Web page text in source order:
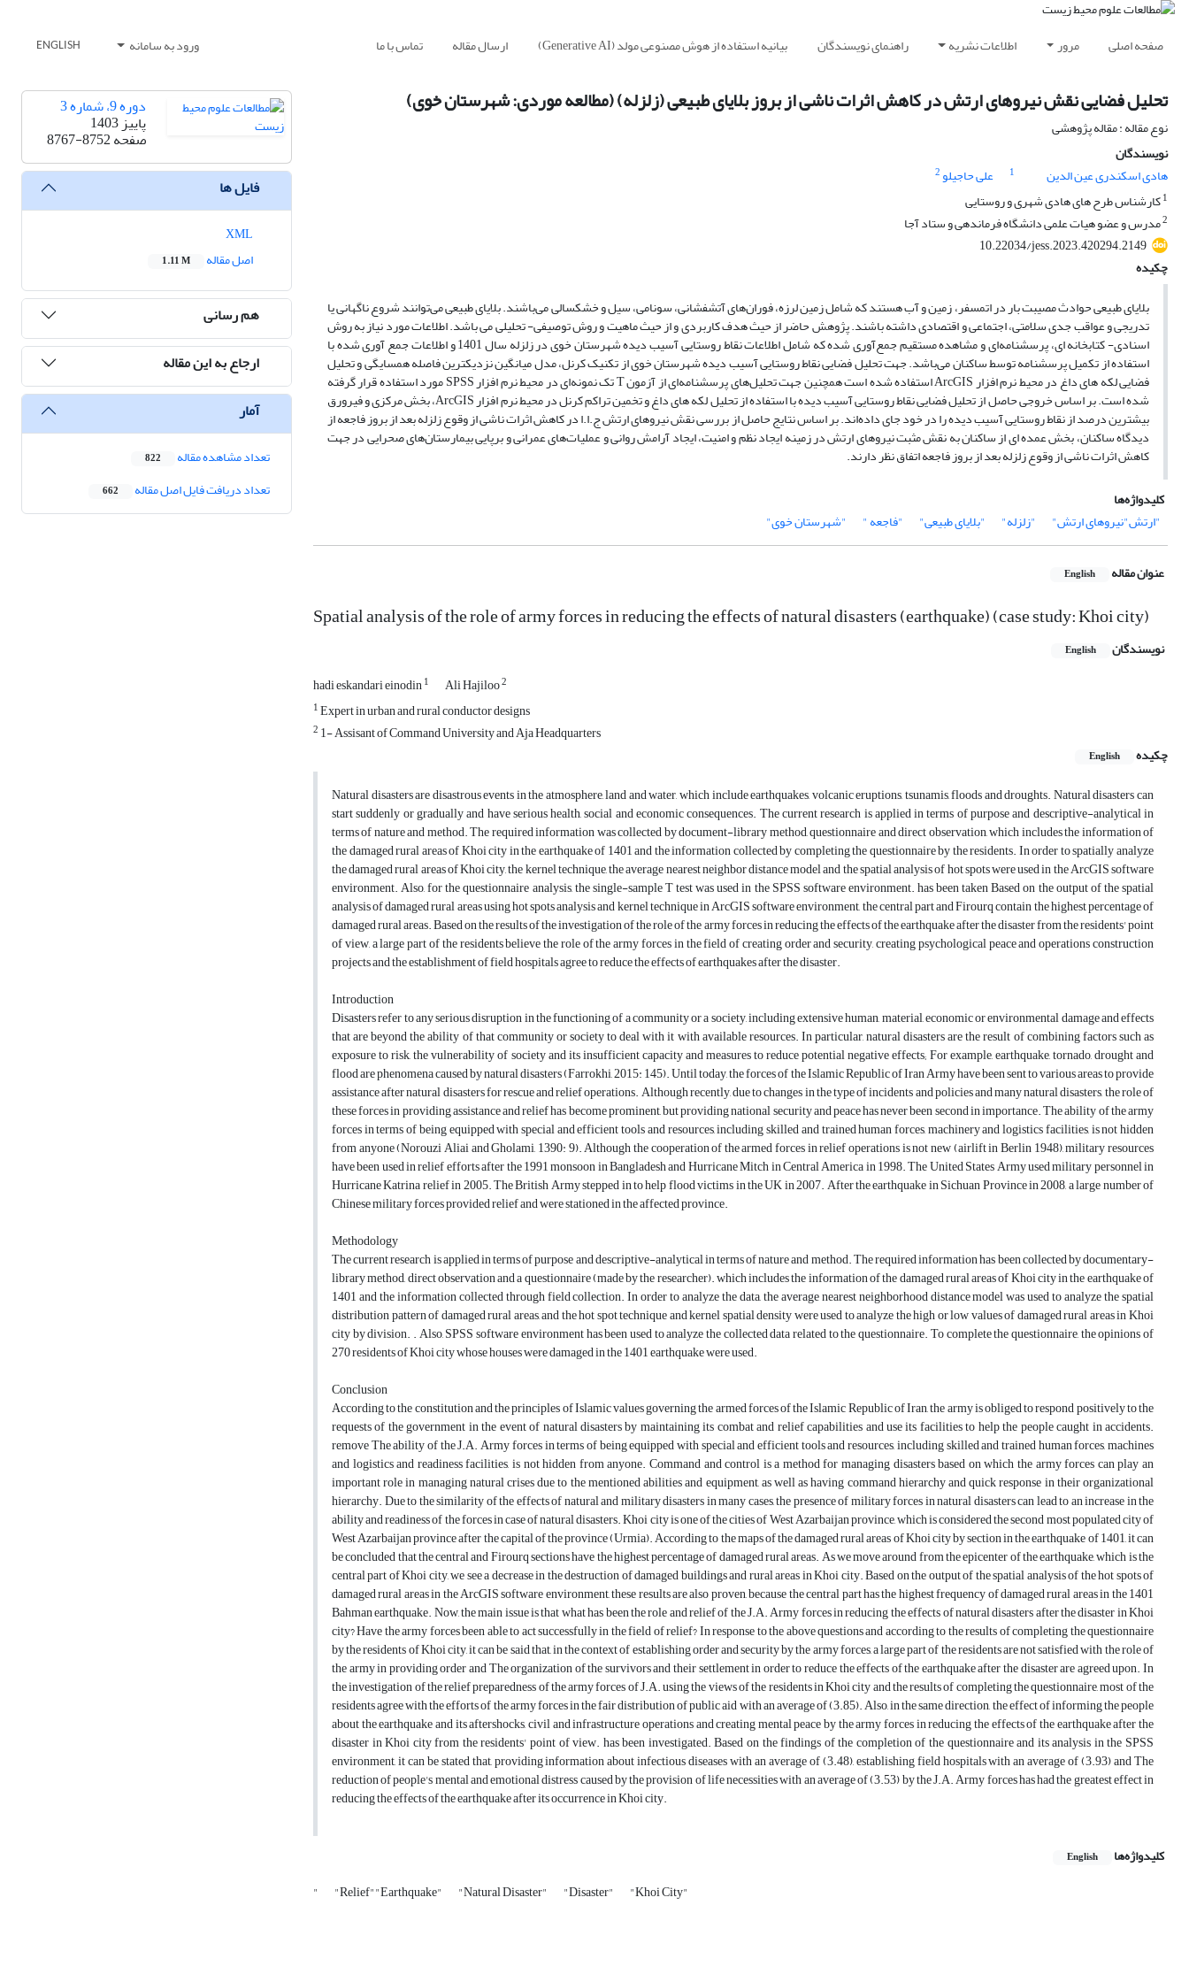
صفحه اصلی مرور اطلاعات نشریه راهنمای نویسندگان بیانیه استفاده از هوش مصنوعی مولد (Generative AI) ارسال مقاله تماس با ما ورود به سامانه ENGLISH
تحلیل فضایی نقش نیروهای ارتش در کاهش اثرات ناشی از بروز بلایای طبیعی (زلزله) (مطالعه موردی: شهرستان خوی)
نوع مقاله : مقاله پژوهشی
نویسندگان
هادی اسکندری عین الدین
1 علی حاجیلو2
1کارشناس طرح های هادی شهری و روستایی
2مدرس و عضو هیات علمی دانشگاه فرماندهی و ستاد آجا
10.22034/jess.2023.420294.2149
چکیده
بلایای طبیعی حوادث مصیبت بار در اتمسفر، زمین و آب هستند که شامل زمین لرزه، فوران‌های آتشفشانی، سونامی، سیل و خشکسالی می‌باشند. بلایای طبیعی می‌توانند شروع ناگهانی یا
تدریجی و عواقب جدی سلامتی، اجتماعی و اقتصادی داشته باشند. پژوهش حاضر از حیث هدف کاربردی و از حیث ماهیت و روش توصیفی- تحلیلی می باشد. اطلاعات مورد نیاز به روش
اسنادی- کتابخانه ای، پرسشنامه‌ای و مشاهده مستقیم جمع‌آوری شده که شامل اطلاعات نقاط روستایی آسیب دیده شهرستان خوی در زلزله سال 1401 و اطلاعات جمع آوری شده با
استفاده از تکمیل پرسشنامه توسط ساکنان می‌باشد. جهت تحلیل فضایی نقاط روستایی آسیب دیده شهرستان خوی از تکنیک کرنل، مدل میانگین نزدیکترین فاصله همسایگی و تحلیل
فضایی لکه های داغ در محیط نرم افزار ArcGIS استفاده شده است همچنین جهت تحلیل‌های پرسشنامه‌ای از آزمون T تک نمونه‌ای در محیط نرم افزار SPSS مورد استفاده قرار گرفته
شده است. بر اساس خروجی حاصل از تحلیل فضایی نقاط روستایی آسیب دیده با استفاده از تحلیل لکه های داغ و تخمین تراکم کرنل در محیط نرم افزار ArcGIS، بخش مرکزی و فیرورق
بیشترین درصد از نقاط روستایی آسیب دیده را در خود جای داده‌اند. بر اساس نتایج حاصل از بررسی نقش نیروهای ارتش ج.ا.ا در کاهش اثرات ناشی از وقوع زلزله بعد از بروز فاجعه از
دیدگاه ساکنان، بخش عمده ای از ساکنان به نقش مثبت نیروهای ارتش در زمینه ایجاد نظم و امنیت، ایجاد آرامش روانی و عملیات‌های عمرانی و برپایی بیمارستان‌های صحرایی در جهت
کاهش اثرات ناشی از وقوع زلزله بعد از بروز فاجعه اتفاق نظر دارند.
کلیدواژه‌ها
"ارتش"نیروهای ارتش"
"زلزله" "بلایای طبیعی" "فاجعه " "شهرستان خوی"
عنوان مقاله English
Spatial analysis of the role of army forces in reducing the effects of natural disasters (earthquake) (case study: Khoi city)
نویسندگان English
hadi eskandari einodin1 Ali Hajiloo2
1Expert in urban and rural conductor designs
2 1- Assisant of Command University and Aja Headquarters
چکیده
English
Natural disasters are disastrous events in the atmosphere, land and water, which include earthquakes, volcanic eruptions, tsunamis, floods and droughts. Natural disasters can
start suddenly or gradually and have serious health, social and economic consequences. The current research is applied in terms of purpose and descriptive-analytical in
terms of nature and method. The required information was collected by document-library method, questionnaire and direct observation, which includes the information of
the damaged rural areas of Khoi city in the earthquake of 1401 and the information collected by completing the questionnaire by the residents. In order to spatially analyze
the damaged rural areas of Khoi city, the kernel technique, the average nearest neighbor distance model and the spatial analysis of hot spots were used in the ArcGIS software
environment. Also, for the questionnaire analysis, the single-sample T test was used in the SPSS software environment. has been taken Based on the output of the spatial
analysis of damaged rural areas using hot spots analysis and kernel technique in ArcGIS software environment, the central part and Firourq contain the highest percentage of
damaged rural areas. Based on the results of the investigation of the role of the army forces in reducing the effects of the earthquake after the disaster from the residents' point
of view, a large part of the residents believe the role of the army forces in the field of creating order and security, creating psychological peace and operations construction
projects and the establishment of field hospitals agree to reduce the effects of earthquakes after the disaster.
Introduction
Disasters refer to any serious disruption in the functioning of a community or a society, including extensive human, material, economic or environmental damage and effects
that are beyond the ability of that community or society to deal with it with available resources. In particular, natural disasters are the result of combining factors such as
exposure to risk, the vulnerability of society and its insufficient capacity and measures to reduce potential negative effects; For example, earthquake, tornado, drought and
flood are phenomena caused by natural disasters (Farrokhi, 2015: 145). Until today, the forces of the Islamic Republic of Iran Army have been sent to various areas to provide
assistance after natural disasters for rescue and relief operations. Although recently, due to changes in the type of incidents and policies and many natural disasters, the role of
these forces in providing assistance and relief has become prominent, but providing national security and peace has never been second in importance. The ability of the army
forces in terms of being equipped with special and efficient tools and resources, including skilled and trained human forces, machinery and logistics facilities, is not hidden
from anyone (Norouzi Aliai and Gholami, 1390: 9). Although the cooperation of the armed forces in relief operations is not new (airlift in Berlin 1948), military resources
have been used in relief efforts after the 1991 monsoon in Bangladesh and Hurricane Mitch in Central America in 1998. The United States Army used military personnel in
Hurricane Katrina relief in 2005. The British Army stepped in to help flood victims in the UK in 2007. After the earthquake in Sichuan Province in 2008, a large number of
Chinese military forces provided relief and were stationed in the affected province.
Methodology
The current research is applied in terms of purpose and descriptive-analytical in terms of nature and method. The required information has been collected by documentary-
library method, direct observation and a questionnaire (made by the researcher). which includes the information of the damaged rural areas of Khoi city in the earthquake of
1401 and the information collected through field collection. In order to analyze the data, the average nearest neighborhood distance model was used to analyze the spatial
distribution pattern of damaged rural areas, and the hot spot technique and kernel spatial density were used to analyze the high or low values of damaged rural areas in Khoi
city by division. . Also, SPSS software environment has been used to analyze the collected data related to the questionnaire. To complete the questionnaire, the opinions of
270 residents of Khoi city whose houses were damaged in the 1401 earthquake were used.
Conclusion
According to the constitution and the principles of Islamic values governing the armed forces of the Islamic Republic of Iran, the army is obliged to respond positively to the
requests of the government in the event of natural disasters by maintaining its combat and relief capabilities and use its facilities to help the people caught in accidents.
remove The ability of the J.A. Army forces in terms of being equipped with special and efficient tools and resources, including skilled and trained human forces, machines
and logistics and readiness facilities, is not hidden from anyone. Command and control is a method for managing disasters based on which the army forces can play an
important role in managing natural crises due to the mentioned abilities and equipment, as well as having command hierarchy and quick response in their organizational
hierarchy. Due to the similarity of the effects of natural and military disasters in many cases, the presence of military forces in natural disasters can lead to an increase in the
ability and readiness of the forces in case of natural disasters. Khoi city is one of the cities of West Azarbaijan province, which is considered the second most populated city of
West Azarbaijan province after the capital of the province (Urmia). According to the maps of the damaged rural areas of Khoi city by section in the earthquake of 1401, it can
be concluded that the central and Firourq sections have the highest percentage of damaged rural areas. As we move around from the epicenter of the earthquake, which is the
central part of Khoi city, we see a decrease in the destruction of damaged buildings and rural areas in Khoi city. Based on the output of the spatial analysis of the hot spots of
damaged rural areas in the ArcGIS software environment, these results are also proven, because the central part has the highest frequency of damaged rural areas in the 1401
Bahman earthquake. Now, the main issue is that what has been the role and relief of the J.A. Army forces in reducing the effects of natural disasters after the disaster in Khoi
city? Have the army forces been able to act successfully in the field of relief? In response to the above questions and according to the results of completing the questionnaire
by the residents of Khoi city, it can be said that, in the context of establishing order and security by the army forces, a large part of the residents are not satisfied with the role of
the army in providing order and The organization of the survivors and their settlement in order to reduce the effects of the earthquake after the disaster are agreed upon. In
the investigation of the relief preparedness of the army forces of J.A. using the views of the residents in Khoi city and the results of completing the questionnaire, most of the
residents agree with the efforts of the army forces in the fair distribution of public aid with an average of (3.85). Also, in the same direction, the effect of informing the people
about the earthquake and its aftershocks, civil and infrastructure operations and creating mental peace by the army forces in reducing the effects of the earthquake after the
disaster in Khoi city from the residents' point of view. has been investigated. Based on the findings of the completion of the questionnaire and its analysis in the SPSS
environment, it can be stated that, providing information about infectious diseases with an average of (3.48), establishing field hospitals with an average of (3.93) and The
reduction of people's mental and emotional distress caused by the provision of life necessities with an average of (3.53) by the J.A. Army forces has had the greatest effect in
reducing the effects of the earthquake after its occurrence in Khoi city.
کلیدواژه‌ها English
" "Relief""Earthquake" "Natural Disaster" "Disaster" "Khoi City"
دوره 9، شماره 3
پاییز 1403
صفحه8767-8752
فایل ها
اصل مقاله
1.11 M
هم رسانی
ارجاع به این مقاله
آمار
تعداد مشاهده مقاله 822
تعداد دریافت فایل اصل مقاله 662